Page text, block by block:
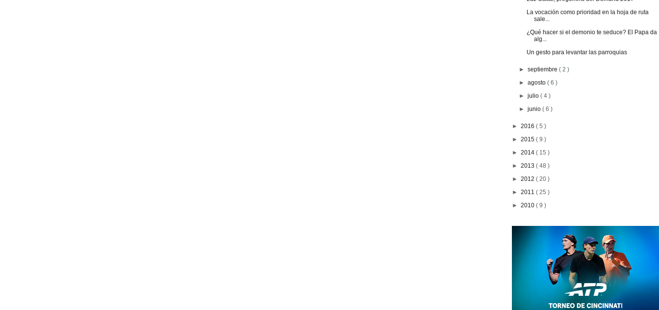
La vocación como prioridad en la hoja de ruta
sale...
¿Qué hacer si el demonio te seduce? El Papa da
alg...
Un gesto para levantar las parroquias
►septiembre( 2 )
►agosto( 6 )
►julio( 4 )
►junio( 6 )
► 2016 ( 5 )
► 2015 ( 9 )
► 2014 ( 15 )
► 2013 ( 48 )
► 2012 ( 20 )
► 2011 ( 25 )
► 2010 ( 9 )